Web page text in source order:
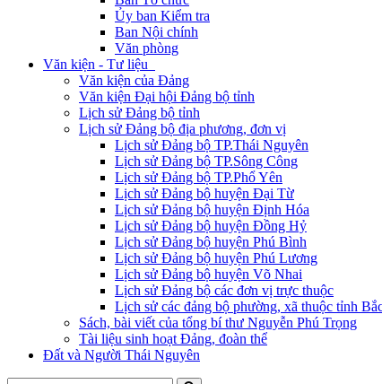
Ủy ban Kiểm tra
Ban Nội chính
Văn phòng
Văn kiện - Tư liệu
Văn kiện của Đảng
Văn kiện Đại hội Đảng bộ tỉnh
Lịch sử Đảng bộ tỉnh
Lịch sử Đảng bộ địa phương, đơn vị
Lịch sử Đảng bộ TP.Thái Nguyên
Lịch sử Đảng bộ TP.Sông Công
Lịch sử Đảng bộ TP.Phổ Yên
Lịch sử Đảng bộ huyện Đại Từ
Lịch sử Đảng bộ huyện Định Hóa
Lịch sử Đảng bộ huyện Đồng Hỷ
Lịch sử Đảng bộ huyện Phú Bình
Lịch sử Đảng bộ huyện Phú Lương
Lịch sử Đảng bộ huyện Võ Nhai
Lịch sử Đảng bộ các đơn vị trực thuộc
Lịch sử các đảng bộ phường, xã thuộc tỉnh
Sách, bài viết của tổng bí thư Nguyễn Phú Trọng
Tài liệu sinh hoạt Đảng, đoàn thể
Đất và Người Thái Nguyên